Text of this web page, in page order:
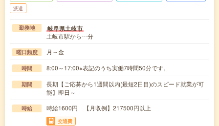
派遣
勤務地 岐阜県土岐市
土岐市駅から---分
曜日頻度 月～金
時間 8:00～17:00※表記のうち実働7時間50分です。
期間
長期【ご応募から1週間以内(最短2日目)のスピード就業が可
能】即日～
時給 時給1600円 【月収例】217500円以上
交通費